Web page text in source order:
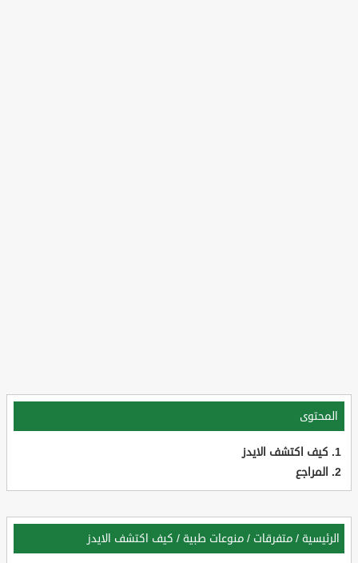
المحتوى
كيف اكتشف الايدز
المراجع
الرئيسية / متفرقات / منوعات طبية / كيف اكتشف الايدز